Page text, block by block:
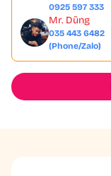
0925 597 333
Mr. Dũng
035 443 6482
(Phone/Zalo)